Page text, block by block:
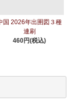
国 2026年出圉図３種
連刷
460円(税込)